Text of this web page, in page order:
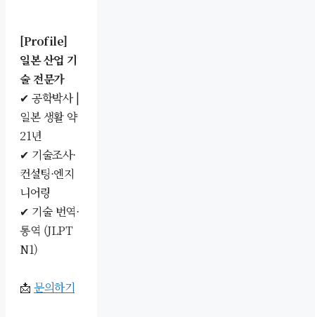
[Profile]
일본 산업 기
술 전문가
✔ 공학박사 |
일본 생활 약
21년
✔ 기술조사·
컨설팅·엔지
니어링
✔ 기술 번역·
통역 (JLPT
N1)
📩 문의하기